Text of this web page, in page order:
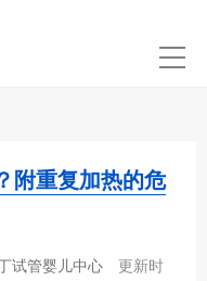
附重复加热的危
试管婴儿中心
更新时